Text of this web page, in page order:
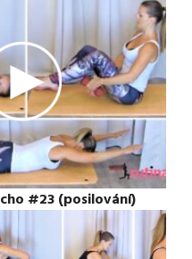
#23 (posilování)